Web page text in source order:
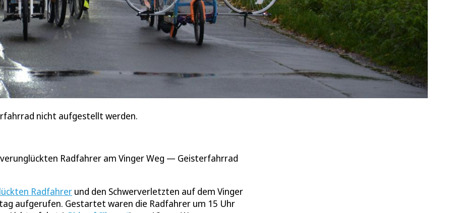
nicht aufgestellt werden.
Radfahrer am Vinger Weg — Geisterfahrrad
Radfahrer und den Schwerverletzten auf dem Vinger
aufgerufen. Gestartet waren die Radfahrer um 15 Uhr